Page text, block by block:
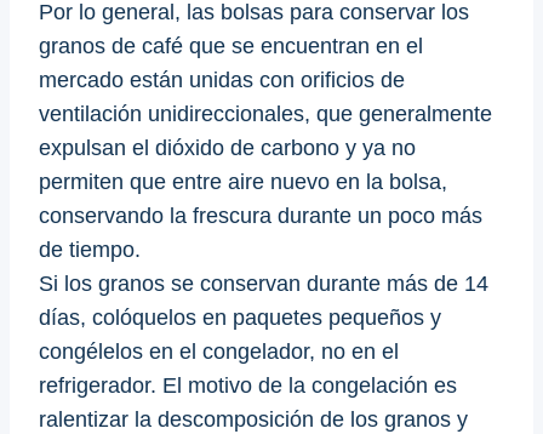
Por lo general, las bolsas para conservar los
granos de café que se encuentran en el
mercado están unidas con orificios de
ventilación unidireccionales, que generalmente
expulsan el dióxido de carbono y ya no
permiten que entre aire nuevo en la bolsa,
conservando la frescura durante un poco más
de tiempo.
Si los granos se conservan durante más de 14
días, colóquelos en paquetes pequeños y
congélelos en el congelador, no en el
refrigerador. El motivo de la congelación es
ralentizar la descomposición de los granos y